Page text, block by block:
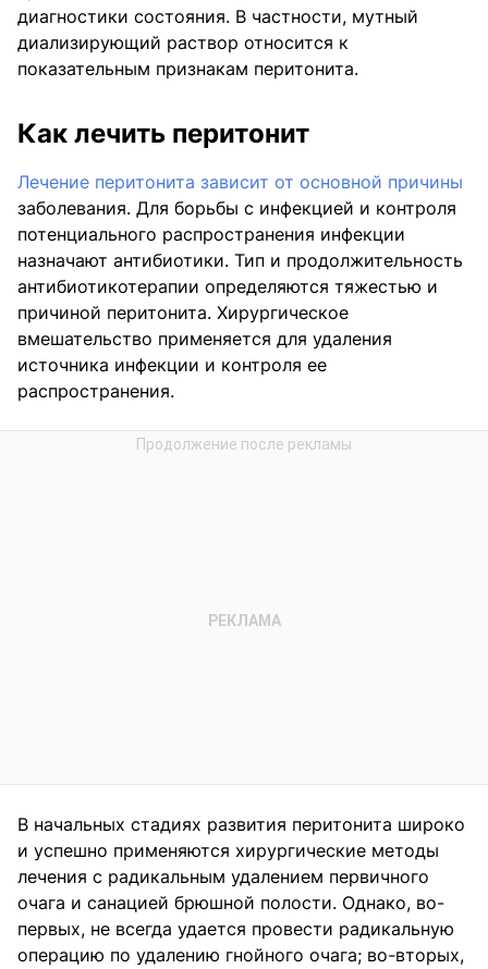
диагностики состояния. В частности, мутный
диализирующий раствор относится к
показательным признакам перитонита.
Как лечить перитонит
Лечение перитонита зависит от основной причины
заболевания. Для борьбы с инфекцией и контроля
потенциального распространения инфекции
назначают антибиотики. Тип и продолжительность
антибиотикотерапии определяются тяжестью и
причиной перитонита. Хирургическое
вмешательство применяется для удаления
источника инфекции и контроля ее
распространения.
В начальных стадиях развития перитонита широко
и успешно применяются хирургические методы
лечения с радикальным удалением первичного
очага и санацией брюшной полости. Однако, во-
первых, не всегда удается провести радикальную
операцию по удалению гнойного очага; во-вторых,